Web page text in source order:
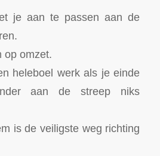
je aan te passen aan de
op omzet.
heleboel werk als je einde
aan de streep niks
is de veiligste weg richting